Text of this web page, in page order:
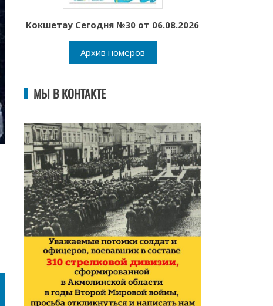
Кокшетау Сегодня №30 от 06.08.2026
Архив номеров
МЫ В КОНТАКТЕ